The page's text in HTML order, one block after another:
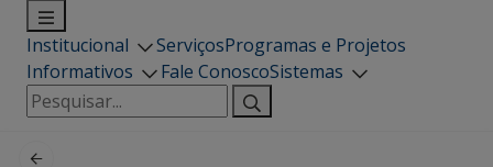
Institucional ServiçosProgramas e Projetos
Informativos
Fale ConoscoSistemas
Pesquisar
por: